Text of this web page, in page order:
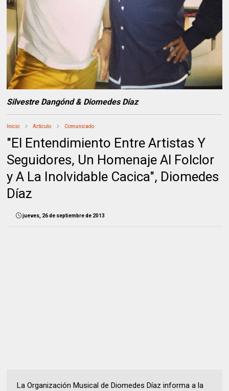
Silvestre Dangónd & Diomedes Díaz
Inicio Artículo Comunicado
"El Entendimiento Entre Artistas Y
Seguidores, Un Homenaje Al Folclor
y A La Inolvidable Cacica", Diomedes
Díaz
jueves, 26 de septiembre de 2013
La Organización Musical de Diomedes Díaz informa a la